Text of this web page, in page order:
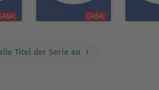
Titel der Serie an